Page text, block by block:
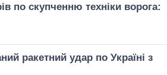
по скупченню техніки ворога:
ракетний удар по Україні з